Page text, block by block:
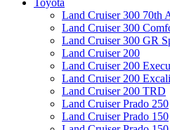
Land Cruiser 300 70th
Land Cruiser 300
Land Cruiser 300 GR
Land Cruiser 200
Land Cruiser 200
Land Cruiser 200
Land Cruiser 200 TRD
Land Cruiser Prado 250
Land Cruiser Prado 150